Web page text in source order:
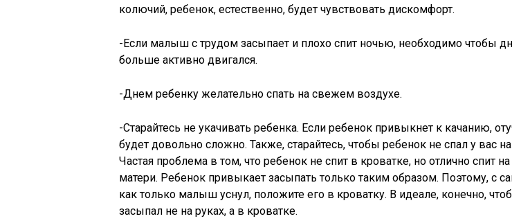
колючий, ребенок, естественно, будет чувствовать дискомфорт.
-Если малыш с трудом засыпает и плохо спит ночью, необходимо чтобы
больше активно двигался.
-Днем ребенку желательно спать на свежем воздухе.
-Старайтесь не укачивать ребенка. Если ребенок привыкнет к качанию,
будет довольно сложно. Также, старайтесь, чтобы ребенок не спал у вас на
Частая проблема в том, что ребенок не спит в кроватке, но отлично спит на
матери. Ребенок привыкает засыпать только таким образом. Поэтому, с
как только малыш уснул, положите его в кроватку. В идеале, конечно,
засыпал не на руках, а в кроватке.